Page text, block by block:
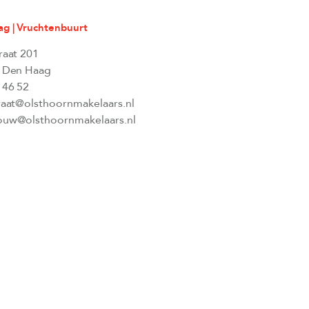
| Vruchtenbuurt
201
Haag
52